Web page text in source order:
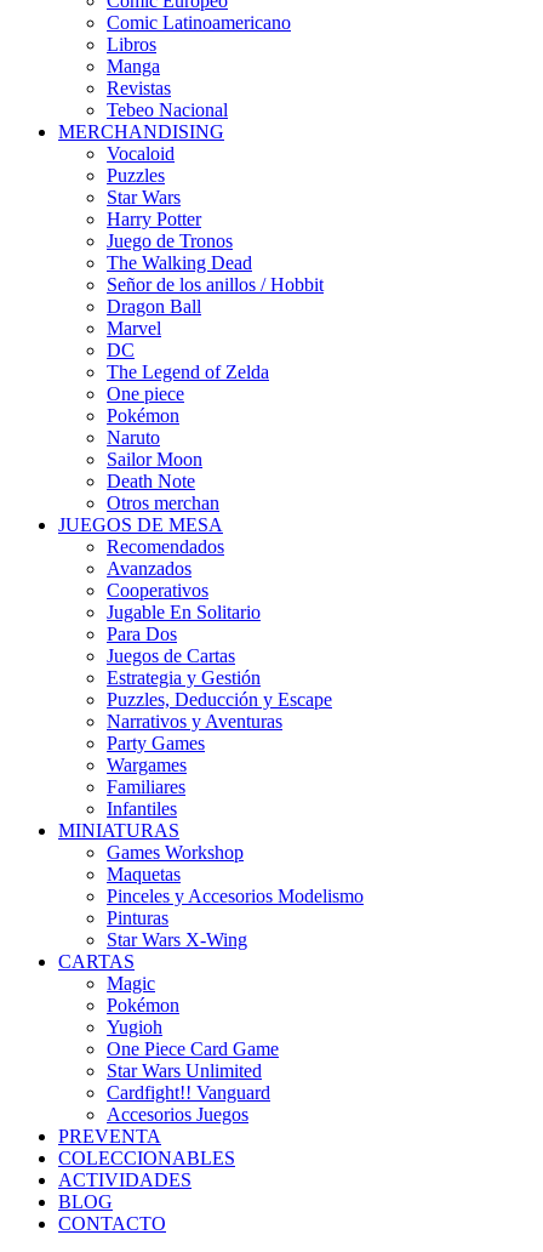
Comic Latinoamericano
Libros
Manga
Revistas
Tebeo Nacional
MERCHANDISING
Vocaloid
Puzzles
Star Wars
Harry Potter
Juego de Tronos
The Walking Dead
Señor de los anillos / Hobbit
Dragon Ball
Marvel
DC
The Legend of Zelda
One piece
Pokémon
Naruto
Sailor Moon
Death Note
Otros merchan
JUEGOS DE MESA
Recomendados
Avanzados
Cooperativos
Jugable En Solitario
Para Dos
Juegos de Cartas
Estrategia y Gestión
Puzzles, Deducción y Escape
Narrativos y Aventuras
Party Games
Wargames
Familiares
Infantiles
MINIATURAS
Games Workshop
Maquetas
Pinceles y Accesorios Modelismo
Pinturas
Star Wars X-Wing
CARTAS
Magic
Pokémon
Yugioh
One Piece Card Game
Star Wars Unlimited
Cardfight!! Vanguard
Accesorios Juegos
PREVENTA
COLECCIONABLES
ACTIVIDADES
BLOG
CONTACTO